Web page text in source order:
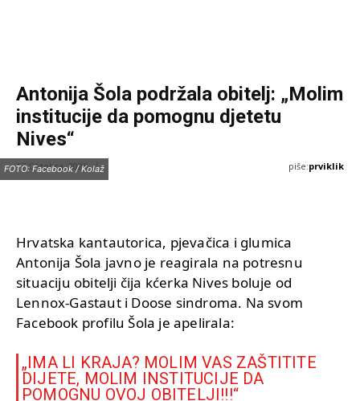
Antonija Šola podržala obitelj: „Molim
institucije da pomognu djetetu
Nives“
17 Oktobra, 2025 piše:prviklik
FOTO: Facebook / Kolaž
Hrvatska kantautorica, pjevačica i glumica
Antonija Šola javno je reagirala na potresnu
situaciju obitelji čija kćerka Nives boluje od
Lennox-Gastaut i Doose sindroma. Na svom
Facebook profilu Šola je apelirala:
„IMA LI KRAJA? MOLIM VAS ZAŠTITITE
DIJETE, MOLIM INSTITUCIJE DA
POMOGNU OVOJ OBITELJI!!!“